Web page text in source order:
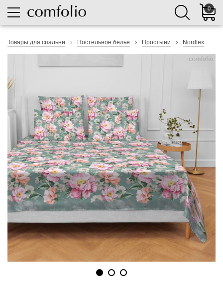
0
Товары для спальни Постельное бельё Простыни Nordtex